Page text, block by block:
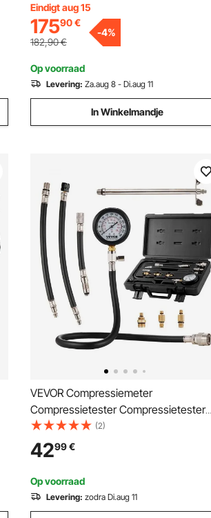
hogedrukreinigerpompset met 5
sproeiers, reservepomp voor maximaal
500 uur continu gebruik, vervangende
Eindigt aug 15
17590€
182,90€
-4%
Op voorraad
Levering: Za.aug 8 - Di.aug 11
In Winkelmandje
VEVOR Compressiemeter
Compressietester Compressietester
Testapparaat Compressiemeter met
drukmeter Benzinemotor 0-300 PSI en
0-2000 kPa Compressiemeter Inclusief
3x adapters
(2)
4299€
Op voorraad
Levering: zodra Di.aug 11